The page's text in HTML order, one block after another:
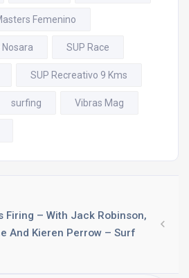
Femenino
Nosara SUP Race
SUP Recreativo 9 Kms
surfing Vibras Mag
Firing – With Jack Robinson,
And Kieren Perrow – Surf